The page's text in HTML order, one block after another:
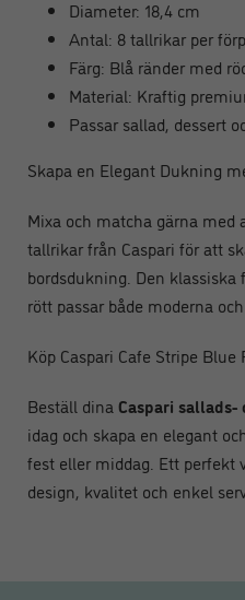
Diameter: 18,4 cm
Antal: 8 tallrikar per
Färg: Blå ränder med
Material: Kraftig
Passar sallad, dessert
Skapa en Elegant Dukning
Mixa och matcha gärna med
tallrikar från Caspari för att
bordsdukning. Den
rött passar både moderna
Köp Caspari Cafe Stripe Blue
Beställ dina Caspari
idag och skapa en elegant
fest eller middag. Ett perfekt
design, kvalitet och enkel